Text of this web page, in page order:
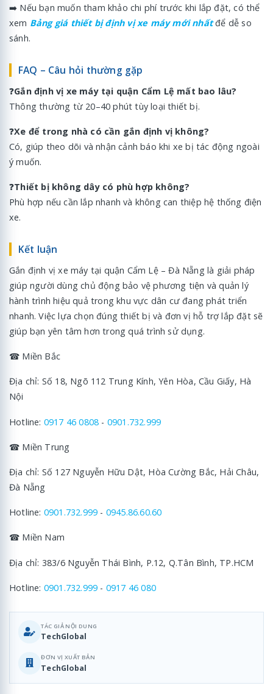
➡️ Nếu bạn muốn tham khảo chi phí trước khi lắp đặt, có thể
xem Bảng giá thiết bị định vị xe máy mới nhấtđể dễ so
sánh.
FAQ – Câu hỏi thường gặp
❓Gắn định vị xe máy tại quận Cẩm Lệ mất bao lâu?
Thông thường từ 20–40 phút tùy loại thiết bị.
❓Xe để trong nhà có cần gắn định vị không?
Có, giúp theo dõi và nhận cảnh báo khi xe bị tác động ngoài
ý muốn.
❓Thiết bị không dây có phù hợp không?
Phù hợp nếu cần lắp nhanh và không can thiệp hệ thống điện
xe.
Kết luận
Gắn định vị xe máy tại quận Cẩm Lệ – Đà Nẵng là giải pháp
giúp người dùng chủ động bảo vệ phương tiện và quản lý
hành trình hiệu quả trong khu vực dân cư đang phát triển
nhanh. Việc lựa chọn đúng thiết bị và đơn vị hỗ trợ lắp đặt sẽ
giúp bạn yên tâm hơn trong quá trình sử dụng.
☎ Miền Bắc
Địa chỉ: Số 18, Ngõ 112 Trung Kính, Yên Hòa, Cầu Giấy, Hà
Nội
Hotline: 0917 46 0808 - 0901.732.999
☎ Miền Trung
Địa chỉ: Số 127 Nguyễn Hữu Dật, Hòa Cường Bắc, Hải Châu,
Đà Nẵng
Hotline: 0901.732.999 - 0945.86.60.60
☎ Miền Nam
Địa chỉ: 383/6 Nguyễn Thái Bình, P.12, Q.Tân Bình, TP.HCM
Hotline: 0901.732.999 - 0917 46 080
TÁC GIẢ NỘI DUNG
TechGlobal
ĐƠN VỊ XUẤT BẢN
TechGlobal